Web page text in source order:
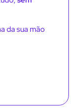
da sua mão